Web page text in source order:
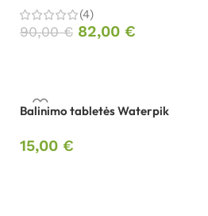
(4)
90,00€ 82,00 €
Balinimo tabletės Waterpik
15,00 €